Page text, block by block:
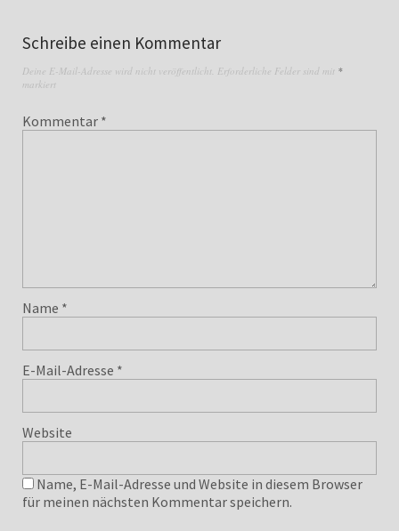
Schreibe einen Kommentar
Deine E-Mail-Adresse wird nicht veröffentlicht. Erforderliche Felder sind mit *
markiert
Kommentar *
Name *
E-Mail-Adresse *
Website
Name, E-Mail-Adresse und Website in diesem Browser
für meinen nächsten Kommentar speichern.